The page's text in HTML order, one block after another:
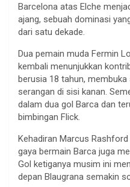
Barcelona atas Elche
ajang, sebuah dominasi
dari satu dekade.
Dua pemain muda Fermin
kembali menunjukkan
berusia 18 tahun, membuka
serangan di sisi kanan.
dalam dua gol Barca dan
bimbingan Flick.
Kehadiran Marcus Rashford
gaya bermain Barca juga
Gol ketiganya musim ini
depan Blaugrana semakin